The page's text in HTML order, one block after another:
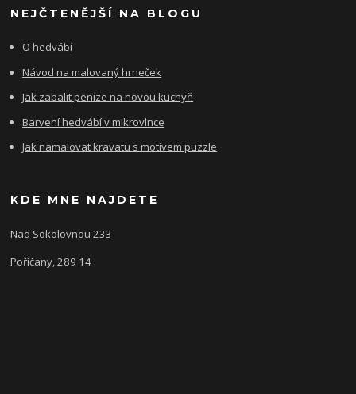
NEJČTENĚJŠÍ NA BLOGU
O hedvábí
Návod na malovaný hrneček
Jak zabalit peníze na novou kuchyň
Barvení hedvábí v mikrovlnce
Jak namalovat kravatu s motivem puzzle
KDE MNE NAJDETE
Nad Sokolovnou 233
Poříčany, 289 14